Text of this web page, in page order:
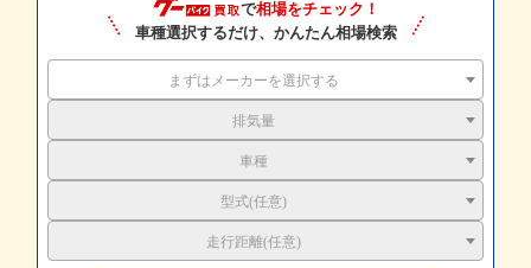
で相場をチェック！
車種選択するだけ、かんたん相場検索
まずはメーカーを選択する
排気量
車種
型式(任意)
走行距離(任意)